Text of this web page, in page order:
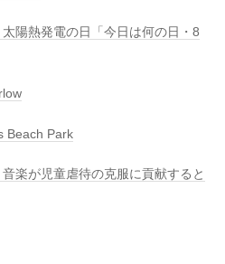
陽熱発電の日「今日は何の日・8
Beach Park
楽が児童虐待の克服に貢献すると